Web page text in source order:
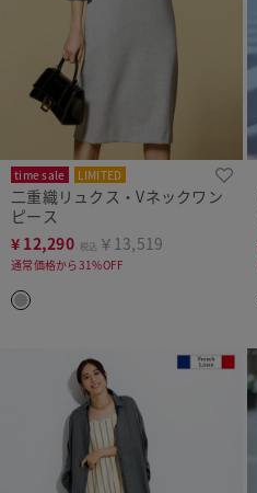
time sale LIMITED
二重織リュクス・Vネックワン
ピース
¥ 12,290 税込 ￥13,519
通常価格から31%OFF